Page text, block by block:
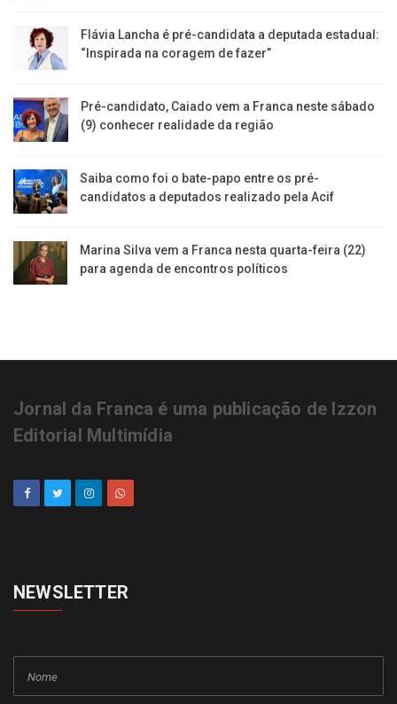
Flávia Lancha é pré-candidata a deputada estadual:
“Inspirada na coragem de fazer”
Pré-candidato, Caiado vem a Franca neste sábado
(9) conhecer realidade da região
Saiba como foi o bate-papo entre os pré-
candidatos a deputados realizado pela Acif
Marina Silva vem a Franca nesta quarta-feira (22)
para agenda de encontros políticos
Jornal da Franca é uma publicação de Izzon
Editorial Multimídia
NEWSLETTER